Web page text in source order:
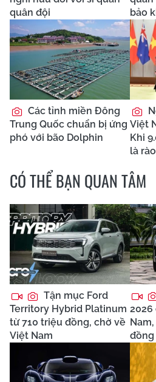
quân đội
bảo
Các tỉnh miền Đông
Trung Quốc chuẩn bị ứng
phó với bão Dolphin
Việt
Khi
là
CÓ THỂ BẠN QUAN TÂM
Tận mục Ford
Territory Hybrid Platinum
từ 710 triệu đồng, chờ về
Việt Nam
2026
đồng